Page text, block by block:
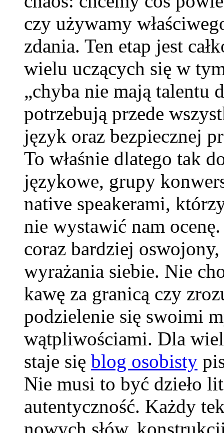
czy używamy
zdania. Ten etap jest
wielu uczących się w
„chyba nie mają talentu
potrzebują przede
język oraz bezpiecznej
To właśnie dlatego tak
językowe, grupy
native speakerami,
nie wystawić nam
coraz bardziej
wyrażania siebie. Nie
kawę za granicą czy
podzielenie się swoimi
wątpliwościami. Dla
staje się blog osobisty
Nie musi to być dzieło
autentyczność. Każdy
nowych słów,